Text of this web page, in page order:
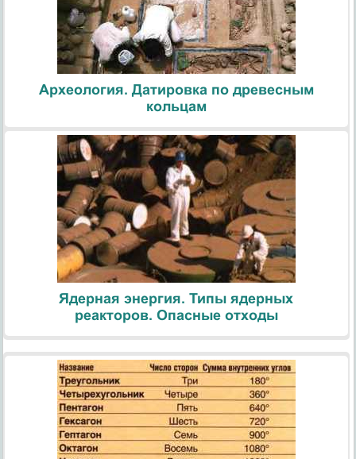
Археология. Датировка по древесным
кольцам
Ядерная энергия. Типы ядерных
реакторов. Опасные отходы